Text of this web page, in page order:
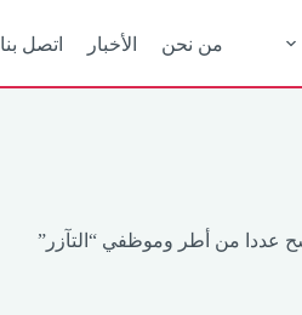
من نحن الأخبار اتصل بنا
عددا من أطر وموظفي “التآزر”